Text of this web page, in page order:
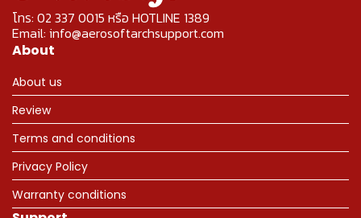
โทร: 02 337 0015 หรือ HOTLINE 1389
Email: info@aerosoftarchsupport.com
About
About us
Review
Terms and conditions
Privacy Policy
Warranty conditions